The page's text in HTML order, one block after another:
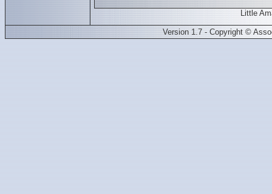
Little
Version 1.7 - Copyright ©